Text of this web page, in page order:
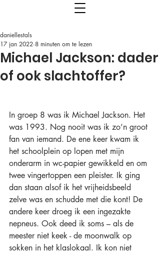
Michael Jackson: dader
of ook slachtoffer?
daniellestals
17 jan 2022 8 minuten om te lezen
In groep 8 was ik Michael Jackson. Het
was 1993. Nog nooit was ik zo’n groot
fan van iemand. De ene keer kwam ik
het schoolplein op lopen met mijn
onderarm in wc-papier gewikkeld en om
twee vingertoppen een pleister. Ik ging
dan staan alsof ik het vrijheidsbeeld
zelve was en schudde met die kont! De
andere keer droeg ik een ingezakte
nepneus. Ook deed ik soms – als de
meester niet keek - de moonwalk op
sokken in het klaslokaal. Ik kon niet